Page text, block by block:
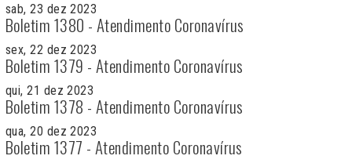
sab, 23 dez 2023
Boletim 1380 - Atendimento Coronavírus
sex, 22 dez 2023
Boletim 1379 - Atendimento Coronavírus
qui, 21 dez 2023
Boletim 1378 - Atendimento Coronavírus
qua, 20 dez 2023
Boletim 1377 - Atendimento Coronavírus